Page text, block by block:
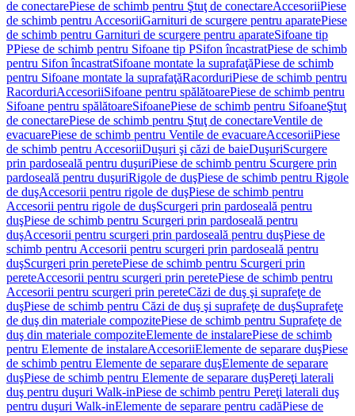
de conectarePiese de schimb pentru Ştuţ de conectareAccesoriiPiese
de schimb pentru AccesoriiGarnituri de scurgere pentru aparatePiese
de schimb pentru Garnituri de scurgere pentru aparateSifoane tip
PPiese de schimb pentru Sifoane tip PSifon încastratPiese de schimb
pentru Sifon încastratSifoane montate la suprafaţăPiese de schimb
pentru Sifoane montate la suprafaţăRacorduriPiese de schimb pentru
RacorduriAccesoriiSifoane pentru spălătoarePiese de schimb pentru
Sifoane pentru spălătoareSifoanePiese de schimb pentru SifoaneŞtuţ
de conectarePiese de schimb pentru Ştuţ de conectareVentile de
evacuarePiese de schimb pentru Ventile de evacuareAccesoriiPiese
de schimb pentru AccesoriiDuşuri şi căzi de baieDuşuriScurgere
prin pardoseală pentru duşuriPiese de schimb pentru Scurgere prin
pardoseală pentru duşuriRigole de duşPiese de schimb pentru Rigole
de duşAccesorii pentru rigole de duşPiese de schimb pentru
Accesorii pentru rigole de duşScurgeri prin pardoseală pentru
duşPiese de schimb pentru Scurgeri prin pardoseală pentru
duşAccesorii pentru scurgeri prin pardoseală pentru duşPiese de
schimb pentru Accesorii pentru scurgeri prin pardoseală pentru
duşScurgeri prin peretePiese de schimb pentru Scurgeri prin
pereteAccesorii pentru scurgeri prin peretePiese de schimb pentru
Accesorii pentru scurgeri prin pereteCăzi de duş şi suprafeţe de
duşPiese de schimb pentru Căzi de duş şi suprafeţe de duşSuprafeţe
de duş din materiale compozitePiese de schimb pentru Suprafeţe de
duş din materiale compoziteElemente de instalarePiese de schimb
pentru Elemente de instalareAccesoriiElemente de separare duşPiese
de schimb pentru Elemente de separare duşElemente de separare
duşPiese de schimb pentru Elemente de separare duşPereţi laterali
duş pentru duşuri Walk-inPiese de schimb pentru Pereţi laterali duş
pentru duşuri Walk-inElemente de separare pentru cadăPiese de